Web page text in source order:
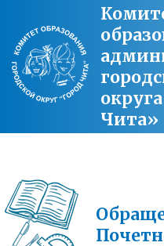
Чита»